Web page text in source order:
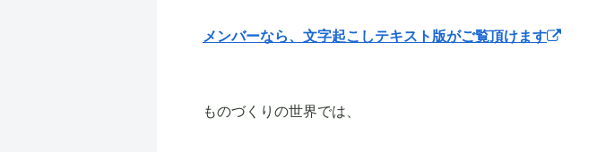
メンバーなら、文字起こしテキスト版がご覧頂けます
ものづくりの世界では、